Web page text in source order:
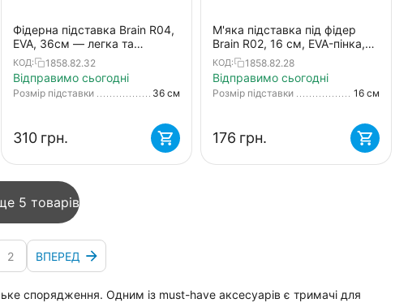
Фідерна підставка Brain R04,
EVA, 36см — легка та
безпечна фіксація вудилища:
сумісна зі стійками,
триногами, армами
КОД: 1858.82.32
Відправимо сьогодні
Розмір підставки 36 см
‍310‍ грн.
М'яка підставка під фідер
Brain R02, 16 см, EVA-пінка,
універсальне різьбове
кріплення
КОД: 1858.82.28
Відправимо сьогодні
Розмір підставки 16 см
‍176‍ грн.
5 товарів
2 ВПЕРЕД
спорядження. Одним із must-have аксесуарів є тримачі для